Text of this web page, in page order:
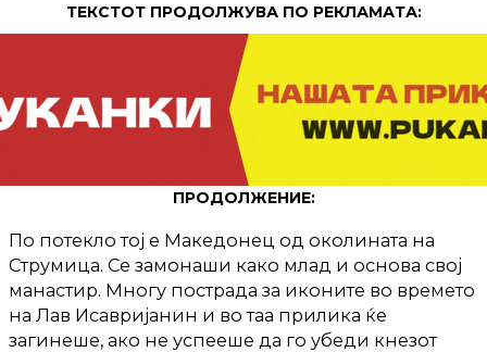
ТЕКСТОТ ПРОДОЛЖУВА ПО РЕКЛАМАТА:
ПРОДОЛЖЕНИЕ:
По потекло тој е Македонец од околината на
Струмица. Се замонаши како млад и основа свој
манастир. Многу пострада за иконите во времето
на Лав Исавријанин и во таа прилика ќе
загинеше, ако не успееше да го убеди кнезот